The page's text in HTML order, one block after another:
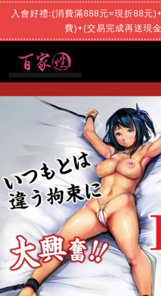
入會好禮:(消費滿888元=現折88元
費)+(交易完成再送現